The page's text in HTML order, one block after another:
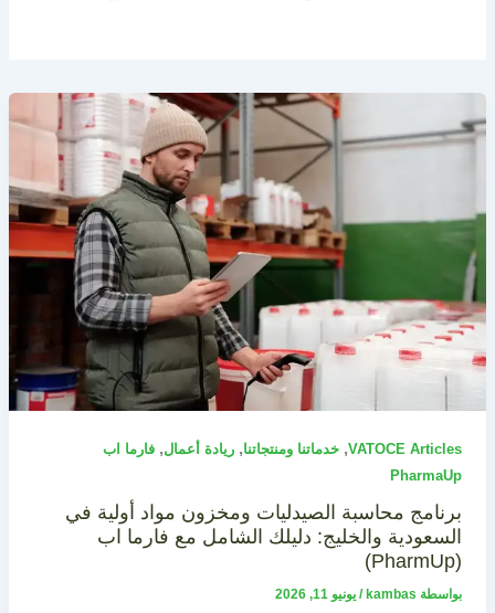
VATOCE Articles
, خدماتنا ومنتجاتنا, ريادة أعمال, فارما اب
PharmaUp
برنامج محاسبة الصيدليات ومخزون مواد أولية في
السعودية والخليج: دليلك الشامل مع فارما اب
(PharmUp)
بواسطة kambas
/ يونيو 11, 2026